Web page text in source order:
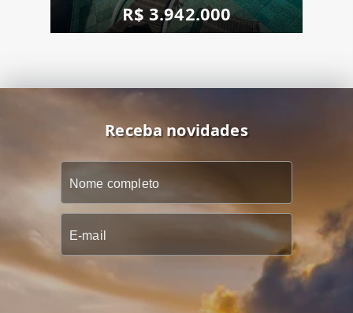
R$ 3.942.000
Receba novidades